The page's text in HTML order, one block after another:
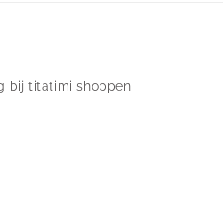
bij titatimi shoppen